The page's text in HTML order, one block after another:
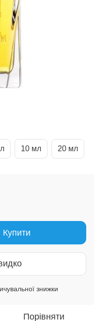
10 мл 20 мл
Купити
знижки
Порівняти